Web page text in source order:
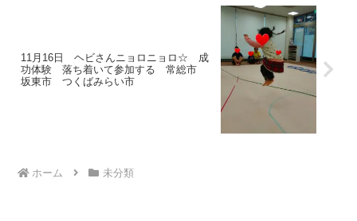
11月16日 ヘビさんニョロニョロ☆ 成
功体験 落ち着いて参加する 常総市
坂東市 つくばみらい市
ホーム 未分類